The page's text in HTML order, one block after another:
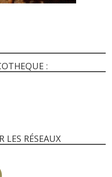
:
LES RÉSEAUX